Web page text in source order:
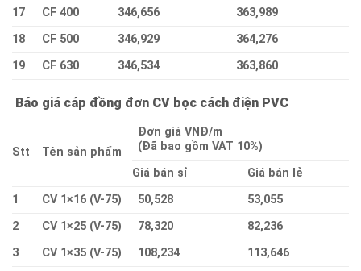
17
CF 400 346,656
363,989
18
CF 500 346,929
364,276
19
CF 630 346,534 363,860
Báo giá cáp đồng đơn CV bọc cách điện PVC
Stt Tên sản phẩm
Đơn giá VNĐ/m
(Đã bao gồm VAT 10%)
Giá bán sỉ
Giá bán lẻ
1
CV 1×16 (V-75) 50,528
53,055
2
CV 1×25 (V-75) 78,320
82,236
3
CV 1×35 (V-75) 108,234
113,646